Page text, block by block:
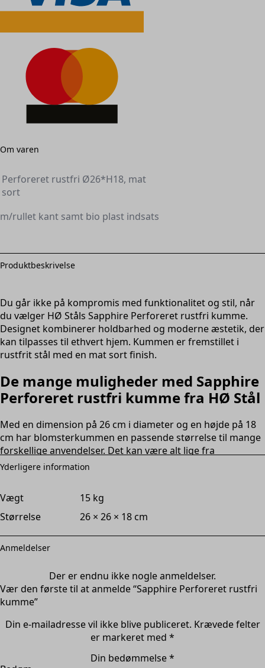
Om varen
Perforeret rustfri Ø26*H18, mat
sort
m/rullet kant samt bio plast indsats
Produktbeskrivelse
Du går ikke på kompromis med funktionalitet og stil, når
du vælger HØ Ståls Sapphire Perforeret rustfri kumme.
Designet kombinerer holdbarhed og moderne æstetik, der
kan tilpasses til ethvert hjem. Kummen er fremstillet i
rustfrit stål med en mat sort finish.
De mange muligheder med Sapphire
Perforeret rustfri kumme fra HØ Stål
Med en dimension på 26 cm i diameter og en højde på 18
cm har blomsterkummen en passende størrelse til mange
forskellige anvendelser. Det kan være alt lige fra
køkkenbeholdere til dekorative elementer i hjemmet. Den
perforerede overfladestruktur sikrer god ventilation og
hvilket holder dem friske længere.
Kummen har rullede kanter, og der medfølger en
genanvendelig plastindsats, som beskytter den rustfri
overflade og forenkler rengøringen.
Sapphire Perforeret rustfri blomsterkumme fra HØ Stål er
en investering, der er praktisk i anvendelse såvel som et
stilfuldt design til en attraktiv pris.
: Brug småsten, skærver eller grus i
stedet for lecasten for at undgå skade på kummen
Yderligere information
Vægt
15 kg
Størrelse
26 × 26 × 18 cm
Anmeldelser
Der er endnu ikke nogle anmeldelser.
Vær den første til at anmelde “Sapphire Perforeret rustfri
kumme”
Din e-mailadresse vil ikke blive publiceret. Krævede felter
er markeret med *
Din bedømmelse*